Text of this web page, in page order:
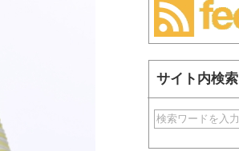
サイト内検索